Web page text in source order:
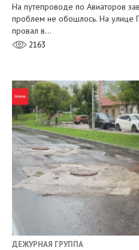
На путепроводе по Авиаторов
проблем не обошлось. На улице
провал в…
2163
ДЕЖУРНАЯ ГРУППА